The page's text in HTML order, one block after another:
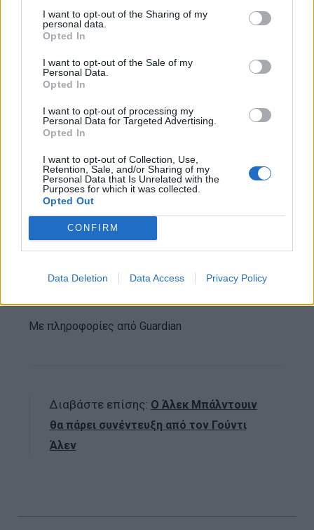
I want to opt-out of the Sharing of my
personal data.
Opted In
I want to opt-out of the Sale of my
Personal Data.
Opted In
I want to opt-out of processing my
Personal Data for Targeted Advertising.
Opted In
I want to opt-out of Collection, Use,
Retention, Sale, and/or Sharing of my
Personal Data that Is Unrelated with the
Purposes for which it was collected.
Opted Out
CONFIRM
Data Deletion Data Access Privacy Policy
να κάνει την ταινία που σχεδίαζε, είπε ότι άρχισε
να επαναξιολογεί την κατάσταση. “Σκέφτηκα: Μου
έξω και δεν χρειάζεται να κάνω μία ταινία και να
παίρνω αποφάσεις όλη μέρα”.
Η συνέντευξη συμπίπτει με τη δημοσίευση του
Gravity, και μία παράσταση που πρόκειται να
ανέβει στο εγγύς μέλλον. Και τα δύο γράφτηκαν
σε μεγάλο βαθμό κατά την διάρκεια lockdown.
οποία έχουν επικριθεί το τελευταίο διάστημα.
Με πληροφορίες από Guardian
Διαβάστε επίσης: Ο Άλεκ Μπάλντουιν
θα πάρει συνέντευξη από τον Γούντι
Άλεν